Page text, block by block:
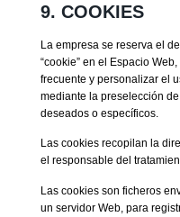
9. COOKIES
La empresa se reserva el
“cookie” en el Espacio
frecuente y personalizar el
mediante la preselección
deseados o específicos.
Las cookies recopilan la
el responsable del
Las cookies son ficheros
un servidor Web, para